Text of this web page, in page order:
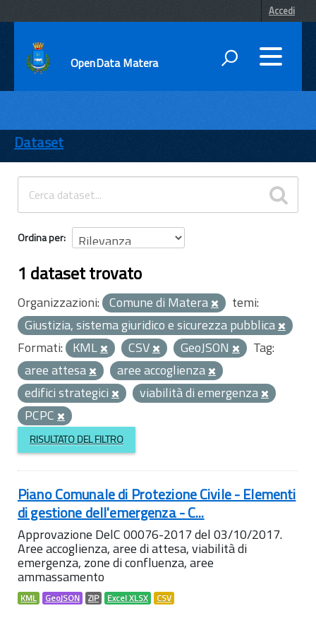
Accedi
OpenData Matera
ENTI
TEMI
INFORMAZIONI
Dataset
Ordina per
1 dataset trovato
Organizzazioni: Comune di Matera
temi:
Giustizia, sistema giuridico e sicurezza pubblica
Formati: KML CSV GeoJSON
Tag:
aree attesa
aree accoglienza
edifici strategici
viabilità di emergenza
PCPC
RISULTATO DEL FILTRO
Piano Comunale di Protezione Civile - Elementi
di gestione dell'emergenza - C...
Approvazione DelC 00076-2017 del 03/10/2017.
Aree accoglienza, aree di attesa, viabilità di
emergenza, zone di confluenza, aree
ammassamento
KML GeoJSON ZIP Excel XLSX CSV